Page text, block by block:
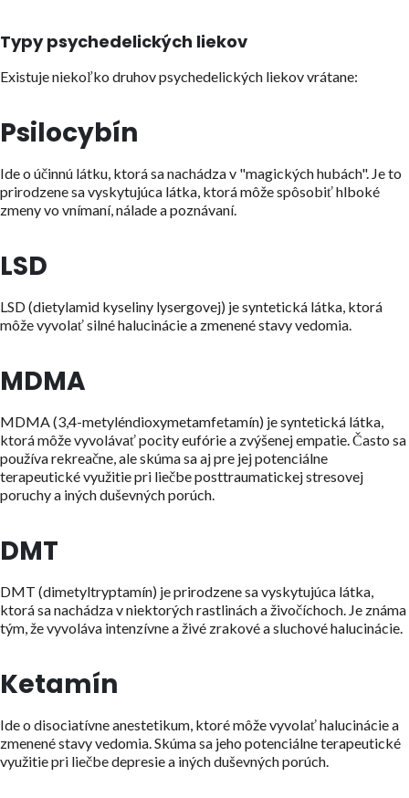
Typy psychedelických liekov
Existuje niekoľko druhov psychedelických liekov vrátane:
Psilocybín
Ide o účinnú látku, ktorá sa nachádza v "magických hubách". Je to
prirodzene sa vyskytujúca látka, ktorá môže spôsobiť hlboké
zmeny vo vnímaní, nálade a poznávaní.
LSD
LSD (dietylamid kyseliny lysergovej) je syntetická látka, ktorá
môže vyvolať silné halucinácie a zmenené stavy vedomia.
MDMA
MDMA (3,4-metyléndioxymetamfetamín) je syntetická látka,
ktorá môže vyvolávať pocity eufórie a zvýšenej empatie. Často sa
používa rekreačne, ale skúma sa aj pre jej potenciálne
terapeutické využitie pri liečbe posttraumatickej stresovej
poruchy a iných duševných porúch.
DMT
DMT (dimetyltryptamín) je prirodzene sa vyskytujúca látka,
ktorá sa nachádza v niektorých rastlinách a živočíchoch. Je známa
tým, že vyvoláva intenzívne a živé zrakové a sluchové halucinácie.
Ketamín
Ide o disociatívne anestetikum, ktoré môže vyvolať halucinácie a
zmenené stavy vedomia. Skúma sa jeho potenciálne terapeutické
využitie pri liečbe depresie a iných duševných porúch.